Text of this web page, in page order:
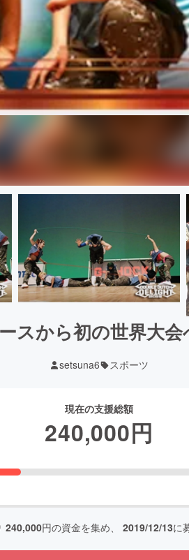
スから初の世界大
setsuna6 スポーツ
現在の支援総額
240,000円
240,000円の資金を集め、 2019/12/13に